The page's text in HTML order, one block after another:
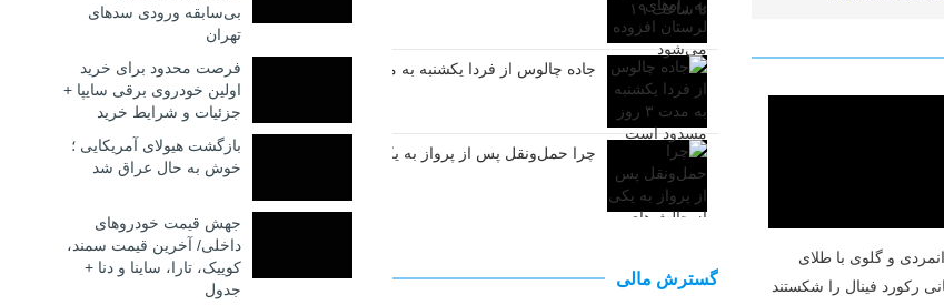
و گلوی با طلای
رکورد فینال را شکستند
جاده چالوس از فردا یکشنبه به مدت ۳ روز مسدود است
چرا حمل‌ونقل پس از پرواز به یکی از چالش‌های اصلی مسافران فرودگاه امام تبدیل شده
گسترش مالی
بی‌سابقه ورودی سدهای
تهران
فرصت محدود برای خرید
اولین خودروی برقی سایپا +
جزئیات و شرایط خرید
بازگشت هیولای آمریکایی‌ ؛
خوش به حال عراق شد
جهش قیمت خودروهای
داخلی/ آخرین قیمت سمند،
کوییک، تارا، ساینا و دنا +
جدول